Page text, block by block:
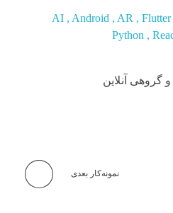
AI
Android AR Flutter
Python
گروهی آنلاین
نمونه‌کار بعدی